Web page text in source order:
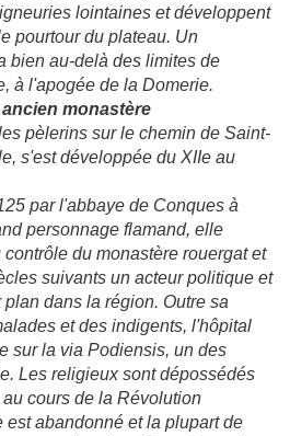
lointaines et développent
pourtour du plateau. Un
bien au-delà des limites de
à l'apogée de la Domerie.
monastère
pèlerins sur le chemin de Saint-
s'est développée du XIIe au
par l'abbaye de Conques à
personnage flamand, elle
du monastère rouergat et
suivants un acteur politique et
dans la région. Outre sa
et des indigents, l'hôpital
sur la via Podiensis, un des
Les religieux sont dépossédés
cours de la Révolution
est abandonné et la plupart de